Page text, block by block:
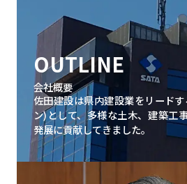
技術力
BIM
CIM and ICT施工
免震・制震技術【建築】
耐震補強【建築】
耐震補強【土木】
橋梁基礎関係
トンネル関係
下水道関係
サステナビリティ
SDGsの取組み
健康経営優良法人
社会貢献活動
会社行事
グループ会社
株式会社リフォーム群馬
会社概要
佐田建設は県内建設業をリード
ン)として、多様な土木、建築工
発展に貢献してきました。